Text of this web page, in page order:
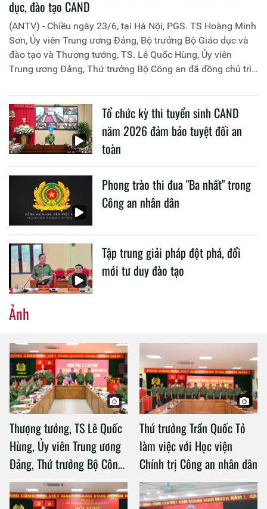
dục, đào tạo CAND
(ANTV) - Chiều ngày 23/6, tại Hà Nội, PGS. TS Hoàng Minh
Sơn, Ủy viên Trung ương Đảng, Bộ trưởng Bộ Giáo dục và
đào tạo và Thượng tướng, TS. Lê Quốc Hùng, Ủy viên
Trung ương Đảng, Thứ trưởng Bộ Công an đã đồng chủ trì
liên quan đến công tác giáo dục và đào tạo của lực lượng
CAND.
Tổ chức kỳ thi tuyển sinh CAND
năm 2026 đảm bảo tuyệt đối an
toàn
Phong trào thi đua "Ba nhất" trong
Công an nhân dân
Tập trung giải pháp đột phá, đổi
mới tư duy đào tạo
Ảnh
Thượng tướng, TS Lê Quốc
Hùng, Ủy viên Trung ương
Đảng, Thứ trưởng Bộ Công
an làm việc với Học viện
Chính trị Công an nhân dân
Thứ trưởng Trần Quốc Tỏ
làm việc với Học viện
Chính trị Công an nhân dân